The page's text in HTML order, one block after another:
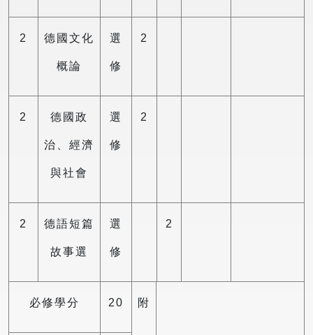
2 德國文化
概論
選
修
2
2 德國政
治、經濟
與社會
選
修
2
2 德語短篇
故事選
選
修
2
必修學分 20 附